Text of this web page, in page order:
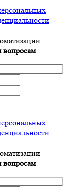
вопросам
вопросам